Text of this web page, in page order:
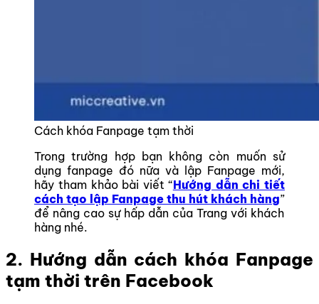
Cách khóa Fanpage tạm thời
Trong trường hợp bạn không còn muốn sử
dụng fanpage đó nữa và lập Fanpage mới,
hãy tham khảo bài viết “Hướng dẫn chi tiết
cách tạo lập Fanpage thu hút khách hàng”
để nâng cao sự hấp dẫn của Trang với khách
hàng nhé.
2. Hướng dẫn cách khóa Fanpage
tạm thời trên Facebook